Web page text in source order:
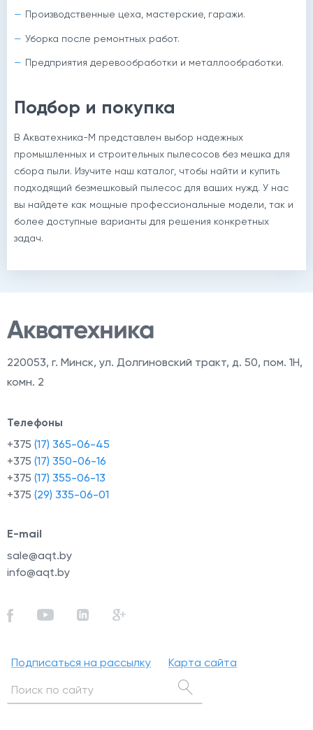
Производственные цеха, мастерские, гаражи.
Уборка после ремонтных работ.
Предприятия деревообработки и металлообработки.
Подбор и покупка
В Акватехника-М представлен выбор надежных
промышленных и строительных пылесосов без мешка для
сбора пыли. Изучите наш каталог, чтобы найти и купить
подходящий безмешковый пылесос для ваших нужд. У нас
вы найдете как мощные профессиональные модели, так и
более доступные варианты для решения конкретных
задач.
220053, г. Минск, ул. Долгиновский тракт, д. 50, пом. 1Н,
комн. 2
Телефоны
+375 (17) 365-06-45
+375 (17) 350-06-16
+375 (17) 355-06-13
+375 (29) 335-06-01
E-mail
sale@aqt.by
info@aqt.by
Подписаться на рассылку Карта сайта